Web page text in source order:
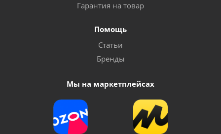
Гарантия на товар
Помощь
Статьи
Бренды
Мы на маркетплейсах